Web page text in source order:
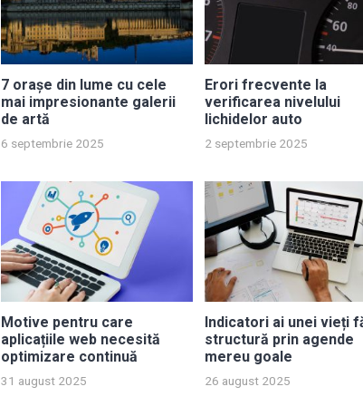
7 orașe din lume cu cele
mai impresionante galerii
de artă
6 septembrie 2025
Erori frecvente la
verificarea nivelului
lichidelor auto
2 septembrie 2025
Motive pentru care
aplicațiile web necesită
optimizare continuă
31 august 2025
Indicatori ai unei vieți
structură prin agende
mereu goale
26 august 2025